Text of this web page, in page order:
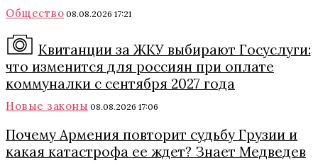
Общество 08.08.2026 17:21
Квитанции за ЖКУ выбирают Госуслуги:
что изменится для россиян при оплате
коммуналки с сентября 2027 года
Новые законы 08.08.2026 17:06
Почему Армения повторит судьбу Грузии и
какая катастрофа ее ждет? Знает Медведев